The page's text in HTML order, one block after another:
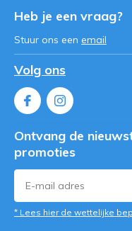
Heb je een vraag?
Stuur ons een email
Volg ons
Ontvang de
promoties
* Lees hier de wettelijke